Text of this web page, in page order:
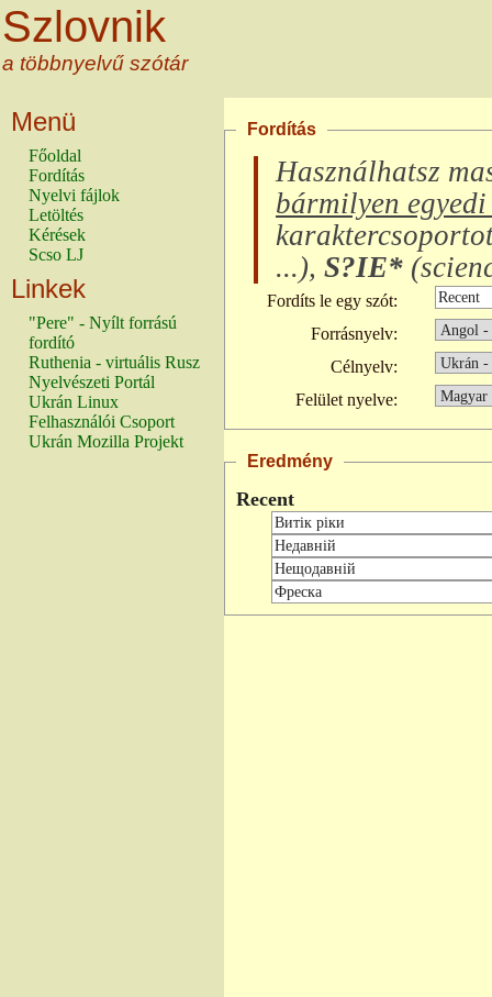
Szlovnik
a többnyelvű szótár
Menü
Főoldal
Fordítás
Nyelvi fájlok
Letöltés
Kérések
Scso LJ
Linkek
"Pere" - Nyílt forrású
fordító
Ruthenia - virtuális Rusz
Nyelvészeti Portál
Ukrán Linux
Felhasználói Csoport
Ukrán Mozilla Projekt
Fordítás
Használhatsz
bármilyen
...), S?IE* (
Fordíts le egy szót:
Forrásnyelv:
Célnyelv:
Felület nyelve:
Eredmény
Recent